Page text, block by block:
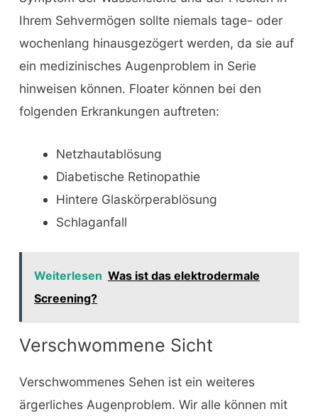
Ihrem Sehvermögen sollte niemals tage- oder
wochenlang hinausgezögert werden, da sie auf
ein medizinisches Augenproblem in Serie
hinweisen können. Floater können bei den
folgenden Erkrankungen auftreten:
Netzhautablösung
Diabetische Retinopathie
Hintere Glaskörperablösung
Schlaganfall
Weiterlesen Was ist das elektrodermale
Screening?
Verschwommene Sicht
Verschwommenes Sehen ist ein weiteres
ärgerliches Augenproblem. Wir alle können mit